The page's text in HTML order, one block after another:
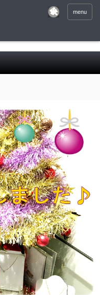
menu